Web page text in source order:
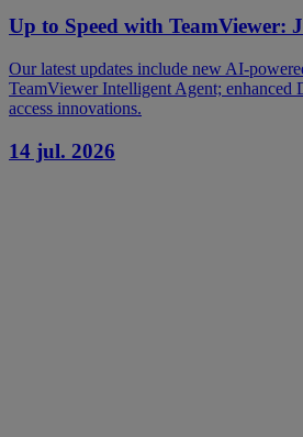
Up to Speed with TeamViewer:
Our latest updates include new AI-
TeamViewer Intelligent Agent; enhanced
access innovations.
14 jul. 2026